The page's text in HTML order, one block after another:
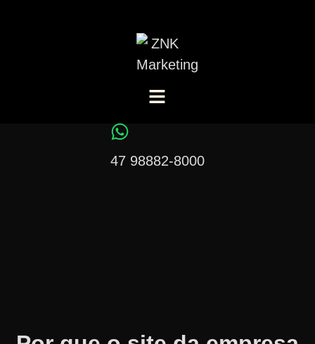
47 98882-8000